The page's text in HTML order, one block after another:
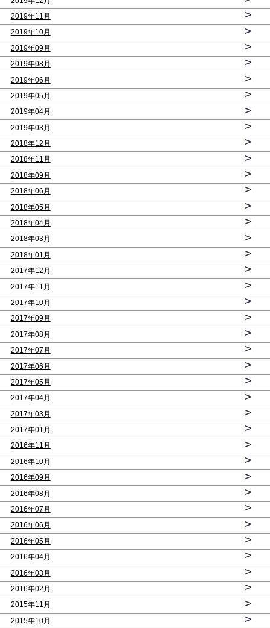
2019年11月 >
2019年10月 >
2019年09月 >
2019年08月 >
2019年06月 >
2019年05月 >
2019年04月 >
2019年03月 >
2018年12月 >
2018年11月 >
2018年09月 >
2018年06月 >
2018年05月 >
2018年04月 >
2018年03月 >
2018年01月 >
2017年12月 >
2017年11月 >
2017年10月 >
2017年09月 >
2017年08月 >
2017年07月 >
2017年06月 >
2017年05月 >
2017年04月 >
2017年03月 >
2017年01月 >
2016年11月 >
2016年10月 >
2016年09月 >
2016年08月 >
2016年07月 >
2016年06月 >
2016年05月 >
2016年04月 >
2016年03月 >
2016年02月 >
2015年11月 >
2015年10月 >